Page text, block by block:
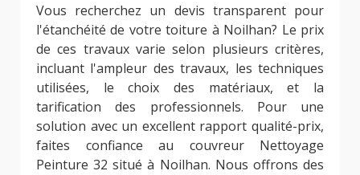
Vous recherchez un devis transparent pour
l'étanchéité de votre toiture à Noilhan? Le prix
de ces travaux varie selon plusieurs critères,
incluant l'ampleur des travaux, les techniques
utilisées, le choix des matériaux, et la
tarification des professionnels. Pour une
solution avec un excellent rapport qualité-prix,
faites confiance au couvreur Nettoyage
Peinture 32 situé à Noilhan. Nous offrons des